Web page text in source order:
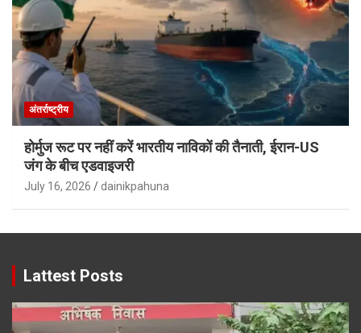
अंतर्राष्ट्रीय
होर्मुज रूट पर नहीं करें भारतीय नाविकों की तैनाती, ईरान-US
जंग के बीच एडवाइजरी
July 16, 2026 dainikpahuna
Lattest Posts